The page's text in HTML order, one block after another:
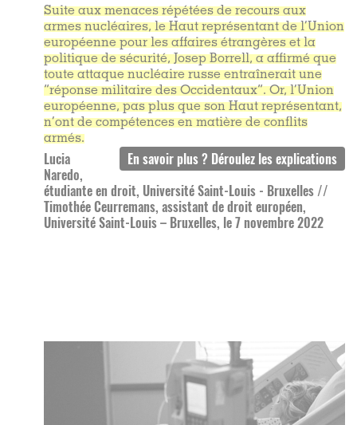
Suite aux menaces répétées de recours aux
armes nucléaires, le Haut représentant de l’Union
européenne pour les affaires étrangères et la
politique de sécurité, Josep Borrell, a affirmé que
toute attaque nucléaire russe entraînerait une
“réponse militaire des Occidentaux”. Or, l’Union
européenne, pas plus que son Haut représentant,
n’ont de compétences en matière de conflits
armés.
Lucia
Naredo,
étudiante en droit, Université Saint-Louis - Bruxelles //
Timothée Ceurremans, assistant de droit européen,
Université Saint-Louis – Bruxelles, le 7 novembre 2022